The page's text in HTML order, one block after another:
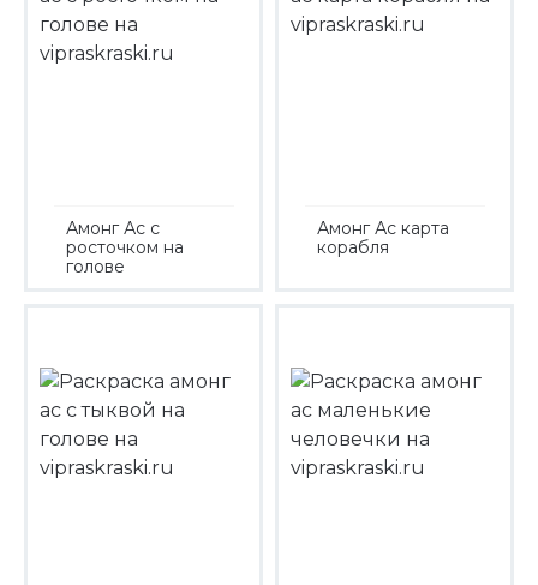
Амонг Ас с
росточком на
голове
Амонг Ас карта
корабля